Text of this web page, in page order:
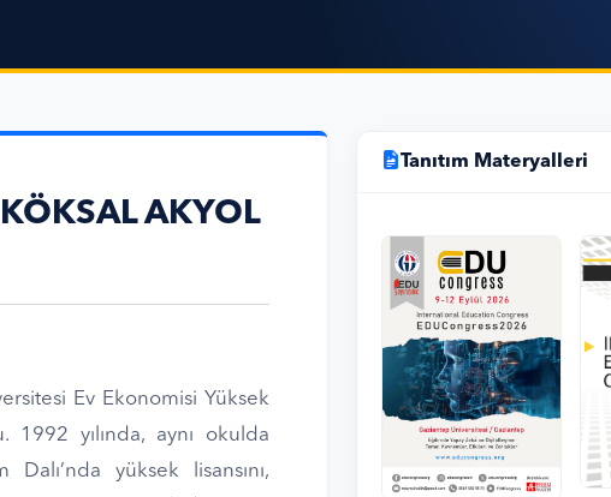
AKYOL
Ev Ekonomisi Yüksek
1992 yılında, aynı okulda
yüksek lisansını,
Tanıtım Materyalleri